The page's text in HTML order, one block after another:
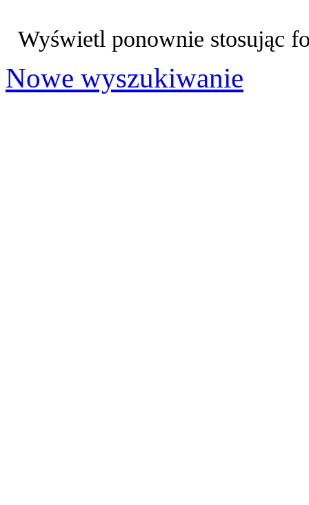
Wyświetl ponownie stosując
Nowe wyszukiwanie